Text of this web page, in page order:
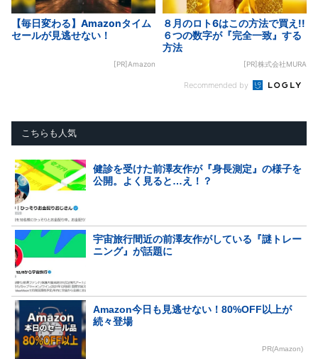
【毎日変わる】Amazonタイム
セールが見逃せない！
[PR]Amazon
８月のロト6はこの方法で買え!!
６つの数字が『完全一致』する
方法
[PR]株式会社MURA
Recommended by
こちらも人気
健診を受けた前澤友作が『身長測定』の様子を
公開。よく見ると…え！？
宇宙旅行間近の前澤友作がしている『謎トレー
ニング』が話題に
Amazon今日も見逃せない！80%OFF以上が
続々登場
PR(Amazon)